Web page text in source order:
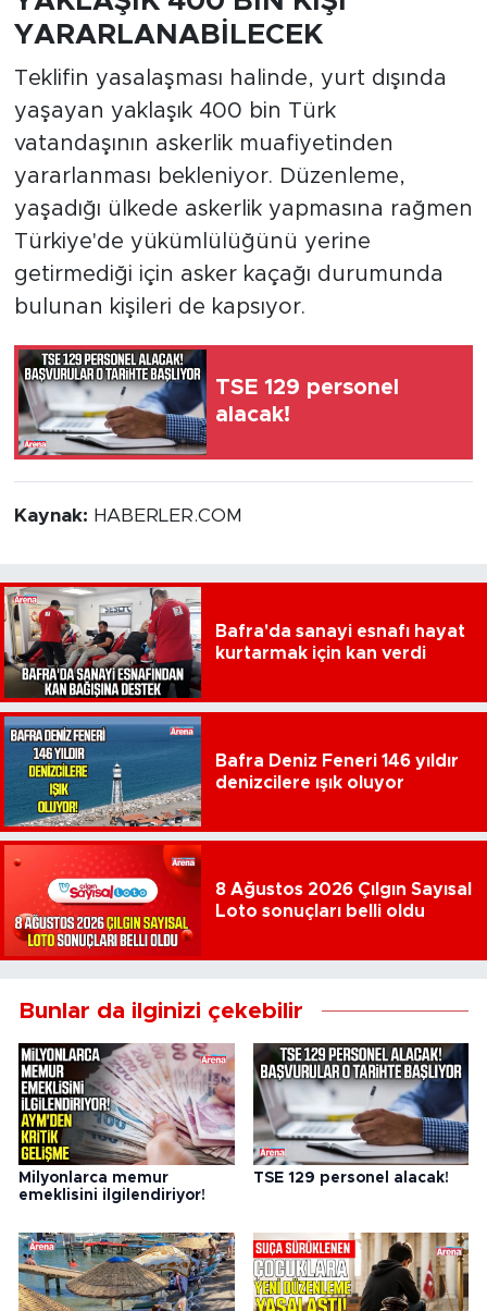
YARARLANABİLECEK
Teklifin yasalaşması halinde, yurt dışında
yaşayan yaklaşık 400 bin Türk
vatandaşının askerlik muafiyetinden
yararlanması bekleniyor. Düzenleme,
yaşadığı ülkede askerlik yapmasına rağmen
Türkiye'de yükümlülüğünü yerine
getirmediği için asker kaçağı durumunda
bulunan kişileri de kapsıyor.
TSE 129 personel
alacak!
Kaynak: HABERLER.COM
Bafra'da sanayi esnafı hayat
kurtarmak için kan verdi
Bafra Deniz Feneri 146 yıldır
denizcilere ışık oluyor
8 Ağustos 2026 Çılgın Sayısal
Loto sonuçları belli oldu
Bunlar da ilginizi çekebilir
Milyonlarca memur
emeklisini ilgilendiriyor!
TSE 129 personel alacak!